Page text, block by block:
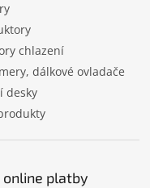
chlazení
dálkové ovladače
desky
platby